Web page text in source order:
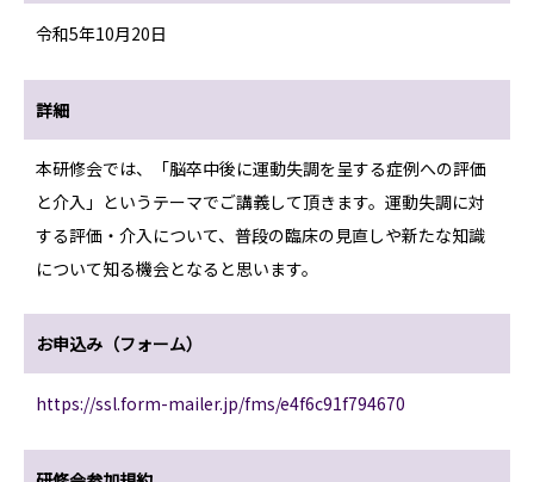
令和5年10月20日
詳細
本研修会では、「脳卒中後に運動失調を呈する症例への評価
と介入」というテーマでご講義して頂きます。運動失調に対
する評価・介入について、普段の臨床の見直しや新たな知識
について知る機会となると思います。
お申込み（フォーム）
https://ssl.form-mailer.jp/fms/e4f6c91f794670